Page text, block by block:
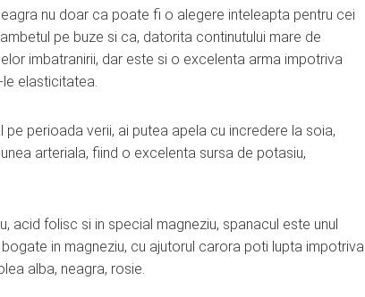
nu doar ca poate fi o alegere inteleapta pentru cei
pe buze si ca, datorita continutului mare de
imbatranirii, dar este si o excelenta arma impotriva
le elasticitatea.
perioada verii, ai putea apela cu incredere la soia,
arteriala, fiind o excelenta sursa de potasiu,
acid folisc si in special magneziu, spanacul este unul
in magneziu, cu ajutorul carora poti lupta impotriva
alba, neagra, rosie.